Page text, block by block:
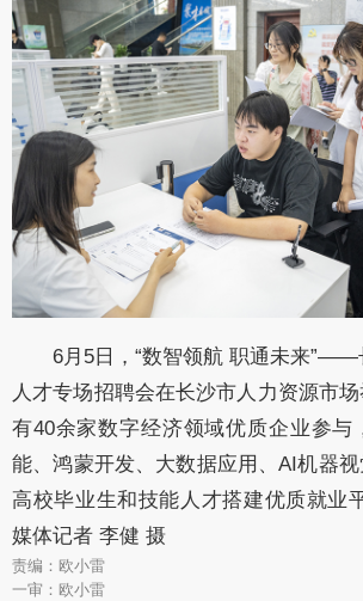
6月5日，“数智领航 职通未来”——
人才专场招聘会在长沙市人力资源市
有40余家数字经济领域优质企业参与
能、鸿蒙开发、大数据应用、AI机器
高校毕业生和技能人才搭建优质就业
媒体记者 李健 摄
责编：欧小雷
一审：欧小雷